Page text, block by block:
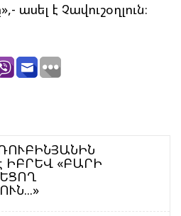
ասել է Չավուշօղլուն։
ԻԲՐԵՎ «ԲԱՐԻ